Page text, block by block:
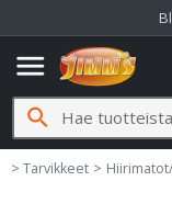
menu
search
Jimms.fi
Tarvikkeet